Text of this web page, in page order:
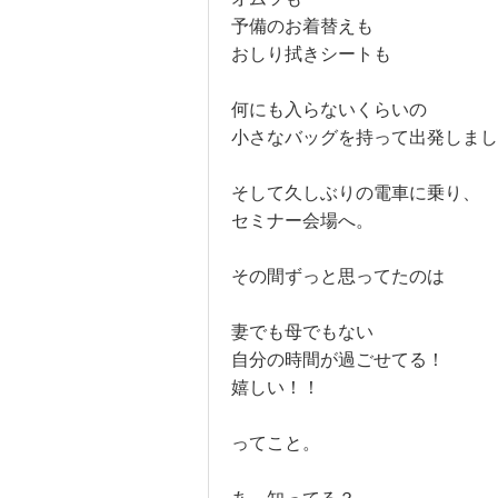
予備のお着替えも
おしり拭きシートも
何にも入らないくらいの
小さなバッグを持って出発しま
そして久しぶりの電車に乗り、
セミナー会場へ。
その間ずっと思ってたのは
妻でも母でもない
自分の時間が過ごせてる！
嬉しい！！
ってこと。